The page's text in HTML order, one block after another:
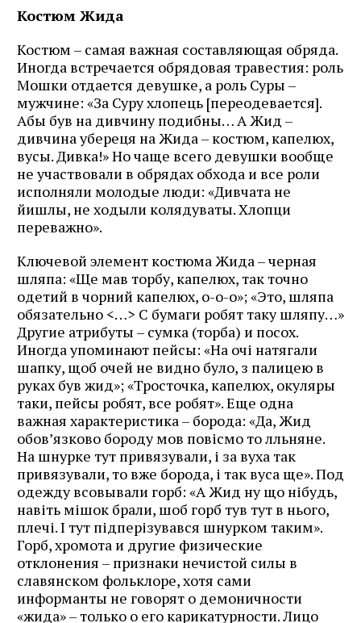
Костюм Жида
Костюм – самая важная составляющая обряда.
Иногда встречается обрядовая травестия: роль
Мошки отдается девушке, а роль Суры –
мужчине: «За Суру хлопець [пере­одевается].
Абы був на дивчину подибны… А Жид –
дивчина убереця на Жида – костюм, капелюх,
вусы. Дивка!» Но чаще всего девушки вообще
не участвовали в обрядах обхода и все роли
исполняли молодые люди: «Дивчата не
йишлы, не ходыли колядуваты. Хлопци
переважно».
Ключевой элемент костюма Жида – черная
шляпа: «Ще мав торбу, капелюх, так точно
одетий в чорний капелюх, о-о-о»; «Это, шляпа
обязательно <…> С бумаги робят таку шляпу…»
Другие атрибуты – сумка (торба) и посох.
Иногда упоминают пейсы: «На очі натягали
шапку, щоб очей не видно було, з палицею в
руках був жид»; «Тросточка, капелюх, окуляры
таки, пейсы робят, все робят». Еще одна
важная характеристика – борода: «Да, Жид
обов’язково бороду мов повісмо то лльняне.
На шнурке тут привязували, і за вуха так
привязували, то вже борода, і так вуса ще». Под
одежду всовывали горб: «А Жид ну що нібудь,
навіть мішок брали, шоб горб тув тут в нього,
плечі. І тут підперізувався шнурком таким».
Горб, хромота и другие физические
отклонения – признаки нечистой силы в
славянском фольклоре, хотя сами
информанты не говорят о демоничности
«жида» – только о его карикатурности. Лицо